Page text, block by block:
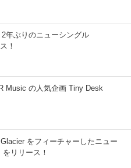
年ぶりのニューシングル
！
Music の人気企画 Tiny Desk
をフィーチャーしたニュー
リリース！